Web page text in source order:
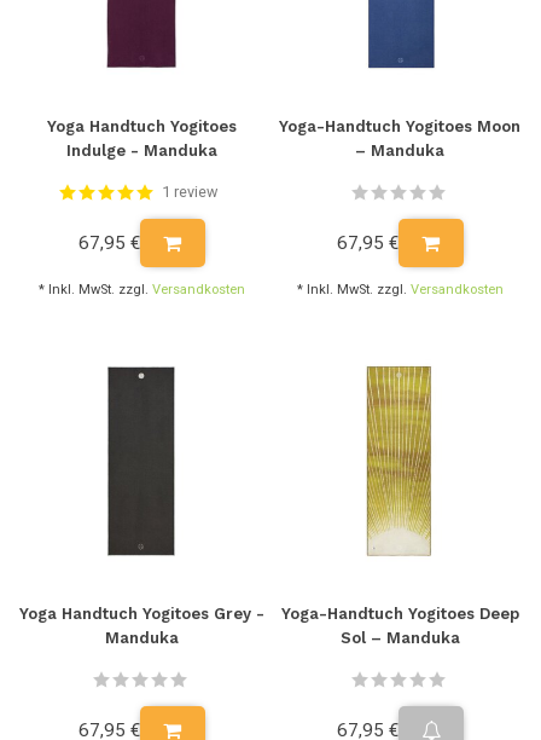
Yoga Handtuch Yogitoes
Indulge - Manduka
1 review
67,95 €
* Inkl. MwSt. zzgl. Versandkosten
Yoga-Handtuch Yogitoes Moon
– Manduka
67,95 €
* Inkl. MwSt. zzgl. Versandkosten
Yoga Handtuch Yogitoes Grey -
Manduka
67,95 €
Yoga-Handtuch Yogitoes Deep
Sol – Manduka
67,95 €